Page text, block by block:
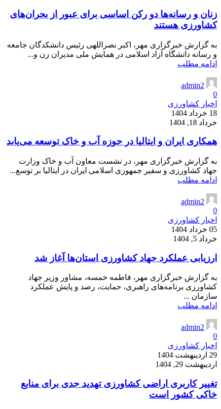
زنان و رسانه‌ها دو رکن اساسی برای عبور از بحران‌های
کشاورزی هستند
به گزارش خبرگزاری مهر، اکبر نصراللهی رئیس دانشکدگان جامعه
و رسانه دانشگاه آزاد اسلامی در همایش ملی مدیران زن و...
ادامه مطلب
admin2
0
اخبار کشاورزی
18 خرداد 1404
خرداد 18, 1404
همکاری ایران و ایتالیا در حوزه آب و خاک توسعه می‌یابد
به گزارش خبرگزاری مهر، در نشست معاون آب و خاک وزارت
جهاد کشاورزی و سفیر جمهوری اسلامی ایران در ایتالیا بر توسع...
ادامه مطلب
admin2
0
اخبار کشاورزی
05 خرداد 1404
خرداد 5, 1404
ارزیابی عملکرد جهاد کشاورزی استان‌ها آغاز شد
به گزارش خبرگزاری مهر، فاطمه خمسه، مشاور وزیر جهاد
کشاورزی برنامه‌های راهبری، حمایت، رصد و پایش عملکرد
سازمان ...
ادامه مطلب
admin2
0
اخبار کشاورزی
29 اردیبهشت 1404
اردیبهشت 29, 1404
تغییر کاربری اراضی کشاورزی تهدید جدی برای منابع
خاکی کشور است